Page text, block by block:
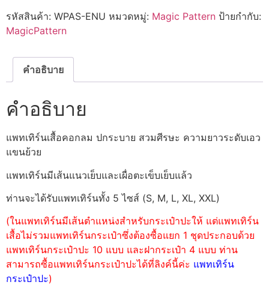
รหัสสินค้า: WPAS-ENU หมวดหมู่: Magic Pattern ป้ายกำกับ:
MagicPattern
คำอธิบาย
คำอธิบาย
แพทเทิร์นเสื้อคอกลม ปกระบาย สวมศีรษะ ความยาวระดับเอว
แขนย้วย
แพทเทิร์นมีเส้นแนวเย็บและเผื่อตะเข็บเย็บแล้ว
ท่านจะได้รับแพทเทิร์นทั้ง 5 ไซส์ (S, M, L, XL, XXL)
(ในแพทเทิร์นมีเส้นตำแหน่งสำหรับกระเป๋าปะให้ แต่แพทเทิร์น
เสื้อไม่รวมแพทเทิร์นกระเป๋าซึ่งต้องซื้อแยก 1 ชุดประกอบด้วย
แพทเทิร์นกระเป๋าปะ 10 แบบ และฝากระเป๋า 4 แบบ ท่าน
สามารถซื้อแพทเทิร์นกระเป๋าปะได้ที่ลิงค์นี้ค่ะ แพทเทิร์น
กระเป๋าปะ)